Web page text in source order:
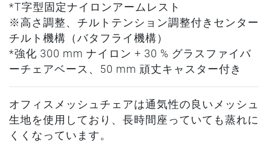
*T字型固定ナイロンアームレスト
※高さ調整、チルトテンション調整付きセンター
チルト機構（バタフライ機構）
*強化 300 mm ナイロン + 30 % グラスファイバ
ーチェアベース、50 mm 頑丈キャスター付き
オフィスメッシュチェアは通気性の良いメッシュ
生地を使用しており、長時間座っていても蒸れに
くくなっています。